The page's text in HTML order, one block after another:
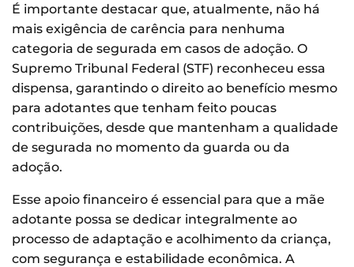
É importante destacar que, atualmente, não há
mais exigência de carência para nenhuma
categoria de segurada em casos de adoção. O
Supremo Tribunal Federal (STF) reconheceu essa
dispensa, garantindo o direito ao benefício mesmo
para adotantes que tenham feito poucas
contribuições, desde que mantenham a qualidade
de segurada no momento da guarda ou da
adoção.
Esse apoio financeiro é essencial para que a mãe
adotante possa se dedicar integralmente ao
processo de adaptação e acolhimento da criança,
com segurança e estabilidade econômica. A